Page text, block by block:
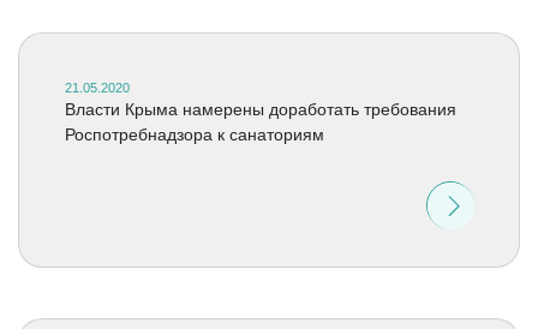
21.05.2020
Власти Крыма намерены доработать требования
Роспотребнадзора к санаториям